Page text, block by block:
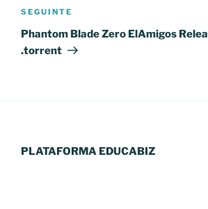
Conteúdo
seguinte
SEGUINTE
Phantom Blade Zero ElAmigos
.torrent
PLATAFORMA EDUCABIZ